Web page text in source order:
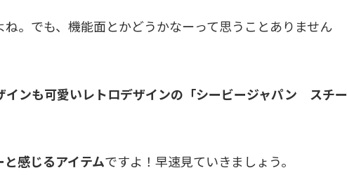
。でも、機能面とかどうかなーって思うことありません
インも可愛いレトロデザインの「シービージャパン スチー
感じるアイテムですよ！早速見ていきましょう。